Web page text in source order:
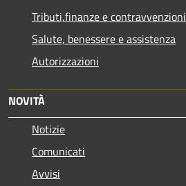
Tributi,finanze e contravvenzioni
Salute, benessere e assistenza
Autorizzazioni
NOVITÀ
Notizie
Comunicati
Avvisi